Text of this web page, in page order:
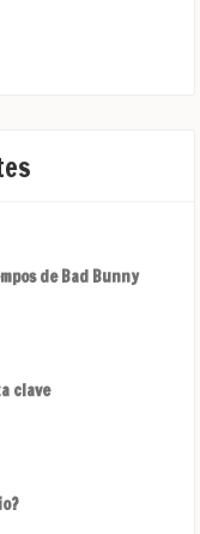
de Bad Bunny
clave